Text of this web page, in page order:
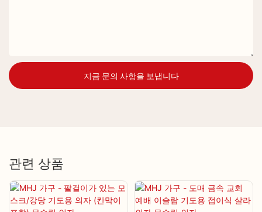
지금 문의 사항을 보냅니다
관련 상품